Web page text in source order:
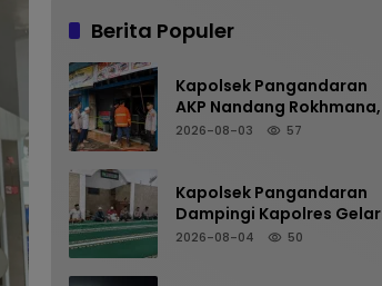
Berita Populer
Kapolsek Pangandaran
AKP Nandang Rokhmana,
S.H., M.H. Bersama
2026-08-03 57
Kapolsek Pangandaran
Dampingi Kapolres Gelar
Sholat Subuh Keliling di
2026-08-04 50